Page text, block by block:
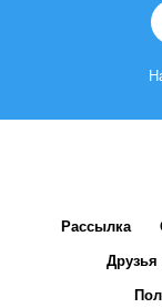
Рассылка